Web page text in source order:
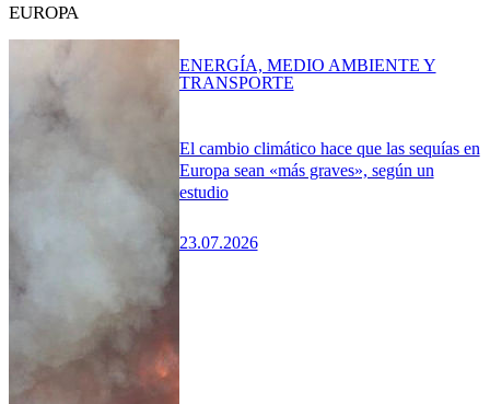
EUROPA
El cambio climático hace que las sequías en
Europa sean «más graves», según un
estudio
23.07.2026
ENERGÍA, MEDIO AMBIENTE Y
TRANSPORTE